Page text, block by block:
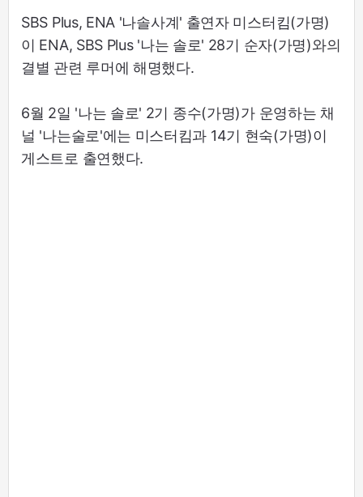
SBS Plus, ENA '나솔사계' 출연자 미스터킴(가명)
이 ENA, SBS Plus '나는 솔로' 28기 순자(가명)와의
결별 관련 루머에 해명했다.
6월 2일 '나는 솔로' 2기 종수(가명)가 운영하는 채
널 '나는술로'에는 미스터킴과 14기 현숙(가명)이
게스트로 출연했다.